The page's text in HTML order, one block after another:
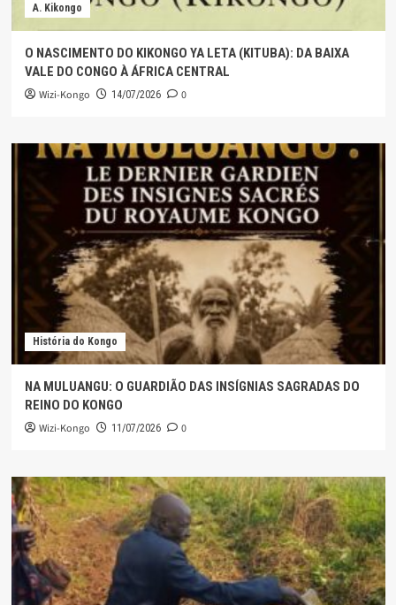
A. Kikongo
O NASCIMENTO DO KIKONGO YA LETA (KITUBA): DA BAIXA
VALE DO CONGO À ÁFRICA CENTRAL
Wizi-Kongo 14/07/2026 0
História do Kongo
NA MULUANGU: O GUARDIÃO DAS INSÍGNIAS SAGRADAS DO
REINO DO KONGO
Wizi-Kongo 11/07/2026 0